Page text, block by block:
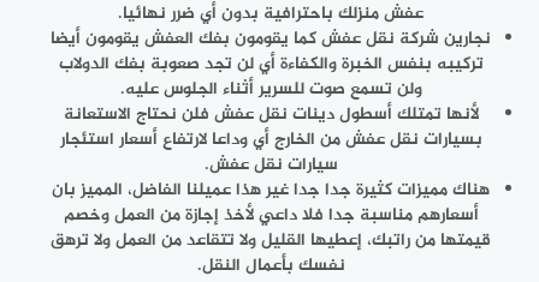
عفش منزلك باحترافية بدون أي ضرر نهائيا.
نجارين شركة نقل عفش كما يقومون بفك العفش يقومون أيضا
تركيبه بنفس الخبرة والكفاءة أي لن تجد صعوبة بفك الدولاب
ولن تسمع صوت للسرير أثناء الجلوس عليه.
لأنها تمتلك أسطول دينات نقل عفش فلن نحتاج الاستعانة
بسيارات نقل عفش من الخارج أي وداعا لارتفاع أسعار استئجار
سيارات نقل عفش.
هناك مميزات كثيرة جدا جدا غير هذا عميلنا الفاضل، المميز بان
أسعارهم مناسبة جدا فلا داعي لأخذ إجازة من العمل وخصم
قيمتها من راتبك، إعطيها القليل ولا تتقاعد من العمل ولا ترهق
نفسك بأعمال النقل.